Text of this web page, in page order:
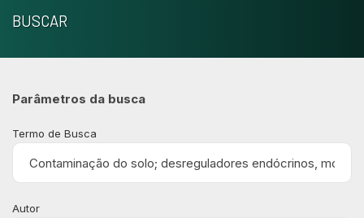
BUSCAR
Parâmetros da busca
Termo de Busca
Autor